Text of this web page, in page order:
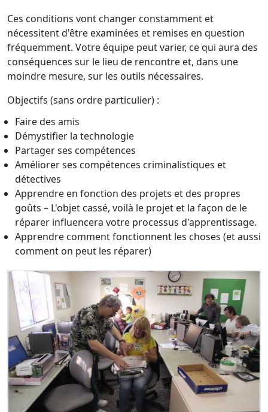
Ces conditions vont changer constamment et
nécessitent d'être examinées et remises en question
fréquemment. Votre équipe peut varier, ce qui aura des
conséquences sur le lieu de rencontre et, dans une
moindre mesure, sur les outils nécessaires.
Objectifs (sans ordre particulier) :
Faire des amis
Démystifier la technologie
Partager ses compétences
Améliorer ses compétences criminalistiques et
détectives
Apprendre en fonction des projets et des propres
goûts – L'objet cassé, voilà le projet et la façon de le
réparer influencera votre processus d'apprentissage.
Apprendre comment fonctionnent les choses (et aussi
comment on peut les réparer)